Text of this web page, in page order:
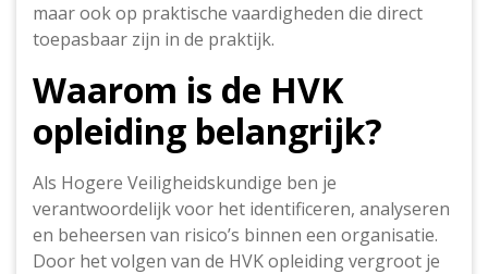
maar ook op praktische vaardigheden die direct
toepasbaar zijn in de praktijk.
Waarom is de HVK
opleiding belangrijk?
Als Hogere Veiligheidskundige ben je
verantwoordelijk voor het identificeren, analyseren
en beheersen van risico’s binnen een organisatie.
Door het volgen van de HVK opleiding vergroot je